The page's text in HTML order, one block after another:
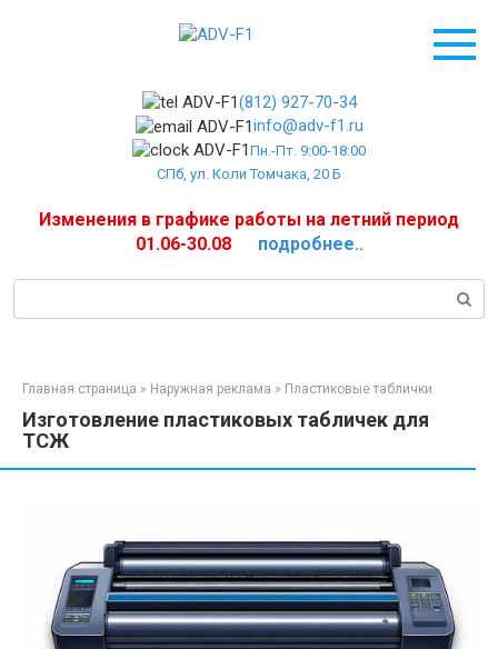
(812) 927-70-34
info@adv-f1.ru
Пн.-Пт. 9:00-18:00
СПб, ул. Коли Томчака, 20 Б
Изменения в графике работы на летний период
01.06-30.08 подробнее..
Поиск:
Главная страница » Наружная реклама » Пластиковые таблички
Изготовление пластиковых табличек для
ТСЖ